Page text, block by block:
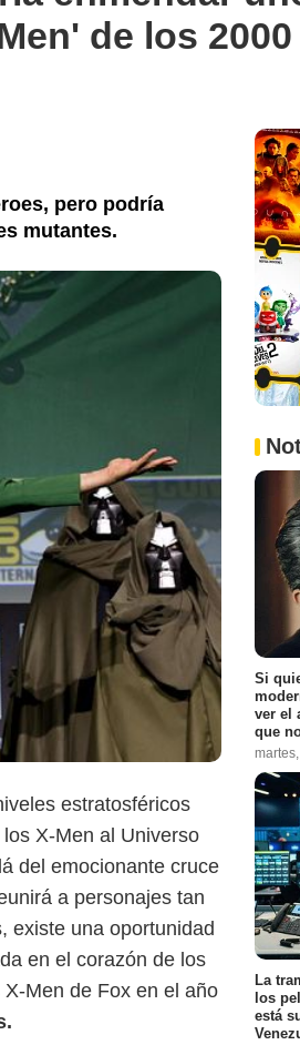
de los 2000
pero podría
mutantes.
estratosféricos
X-Men al Universo
del emocionante cruce
a personajes tan
existe una oportunidad
en el corazón de los
Men de Fox en el año
Si
ver el
que
La
los
está